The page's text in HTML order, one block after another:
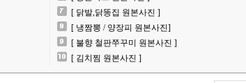
[ 닭발,닭똥집 원본사진 ]
[ 냉짬뽕 / 양장피 원본사진]
[ 불향 철판쭈꾸미 원본사진 ]
[ 김치찜 원본사진 ]